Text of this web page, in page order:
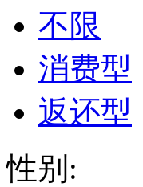
不限
消费型
返还型
性别: